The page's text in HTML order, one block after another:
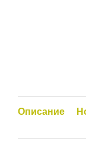
Описание